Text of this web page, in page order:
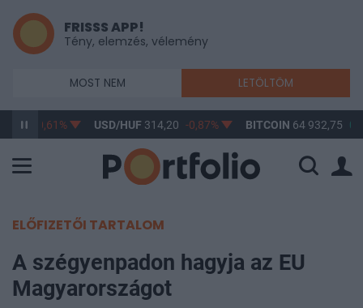
FRISSS APP!
Tény, elemzés, vélemény
MOST NEM LETÖLTÖM
-0,61% USD/HUF314,20 -0,87% BITCOIN64 932,75
ELŐFIZETŐI TARTALOM
A szégyenpadon hagyja az EU
Magyarországot